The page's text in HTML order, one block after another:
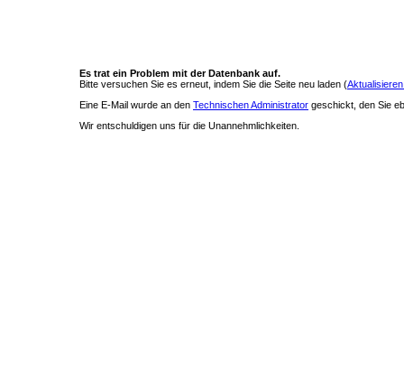
Es trat ein Problem mit der Datenbank auf.
Bitte versuchen Sie es erneut, indem Sie die Seite neu laden (
Eine E-Mail wurde an den Technischen Administrator geschickt, den Sie
Wir entschuldigen uns für die Unannehmlichkeiten.